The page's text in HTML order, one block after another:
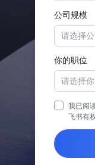
公司规模
请选择
你的职位
请选择
我已阅
飞书有